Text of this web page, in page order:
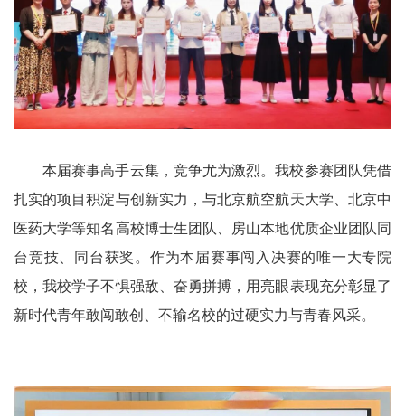
本届赛事高手云集，竞争尤为激烈。我校参赛团队凭借
扎实的项目积淀与创新实力，与北京航空航天大学、北京中
医药大学等知名高校博士生团队、房山本地优质企业团队同
台竞技、同台获奖。作为本届赛事闯入决赛的唯一大专院
校，我校学子不惧强敌、奋勇拼搏，用亮眼表现充分彰显了
新时代青年敢闯敢创、不输名校的过硬实力与青春风采。